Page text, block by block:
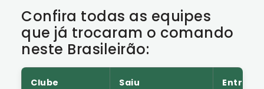
Confira todas as equipes
que já trocaram o comando
neste Brasileirão:
Clube Saiu Entrou